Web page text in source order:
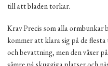
till att bladen torkar.
Krav Precis som alla ormbunkar
kommer att klara sig på de
och bevattning, men den växer